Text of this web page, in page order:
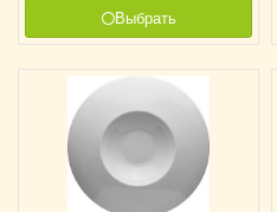
Выбрать